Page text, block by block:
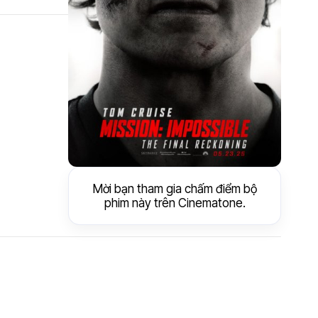
Mời bạn tham gia chấm điểm bộ
phim này trên Cinematone.